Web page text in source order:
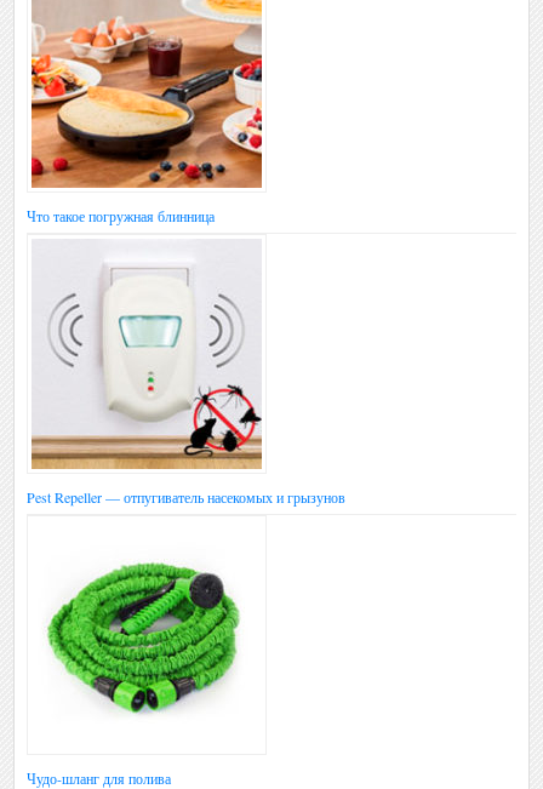
Что такое погружная блинница
Pest Repeller — отпугиватель насекомых и грызунов
Чудо-шланг для полива